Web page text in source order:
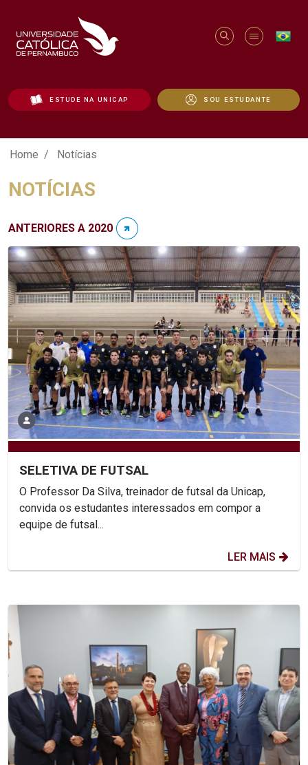
ESTUDE NA UNICAP SOU ESTUDANTE
Notícias - Unicap
Home Notícias
NOTÍCIAS
ANTERIORES A 2020
SELETIVA DE FUTSAL
O Professor Da Silva, treinador de futsal da Unicap,
convida os estudantes interessados em compor a
equipe de futsal...
LER MAIS